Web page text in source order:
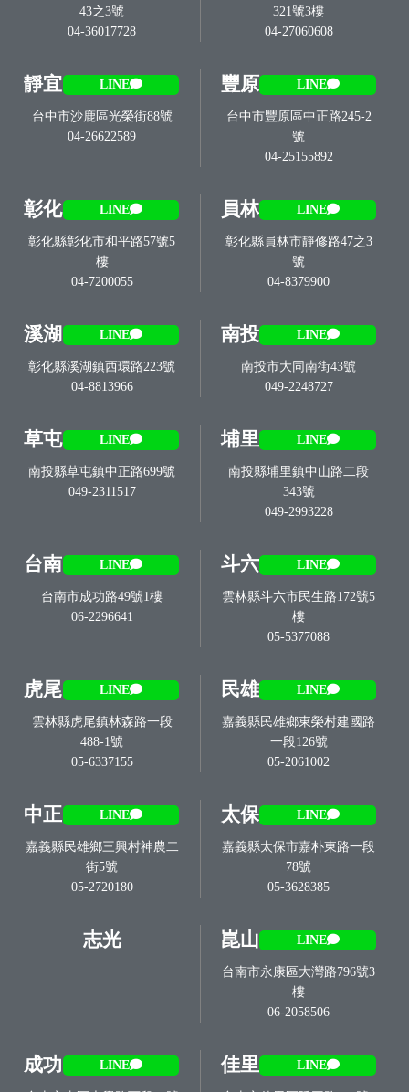
43之3號
04-36017728
321號3樓
04-27060608
靜宜 LINE
台中市沙鹿區光榮街88號
04-26622589
豐原 LINE
台中市豐原區中正路245-2
號
04-25155892
彰化 LINE
彰化縣彰化市和平路57號5
樓
04-7200055
員林 LINE
彰化縣員林市靜修路47之3
號
04-8379900
溪湖 LINE
彰化縣溪湖鎮西環路223號
04-8813966
南投 LINE
南投市大同南街43號
049-2248727
草屯 LINE
南投縣草屯鎮中正路699號
049-2311517
埔里 LINE
南投縣埔里鎮中山路二段
343號
049-2993228
台南 LINE
台南市成功路49號1樓
06-2296641
斗六 LINE
雲林縣斗六市民生路172號5
樓
05-5377088
虎尾 LINE
雲林縣虎尾鎮林森路一段
488-1號
05-6337155
民雄 LINE
嘉義縣民雄鄉東榮村建國路
一段126號
05-2061002
中正 LINE
嘉義縣民雄鄉三興村神農二
街5號
05-2720180
太保 LINE
嘉義縣太保市嘉朴東路一段
78號
05-3628385
志光 崑山 LINE
台南市永康區大灣路796號3
樓
06-2058506
成功 LINE 佳里 LINE